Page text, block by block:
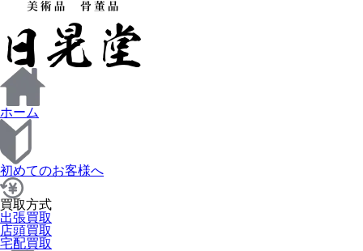
ホーム
初めてのお客様へ
買取方式
出張買取
店頭買取
宅配買取